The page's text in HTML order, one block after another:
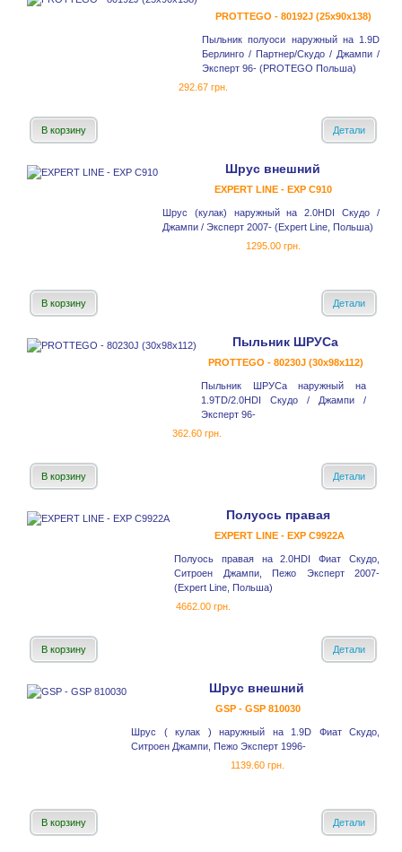
PROTTEGO - 80192J (25x90x138)
Пыльник полуоси наружный на 1.9D
Берлинго / Партнер/Скудо / Джампи /
Эксперт 96- (PROTEGO Польша)
292.67 грн.
В корзину Детали
Шрус внешний
EXPERT LINE - EXP C910
Шрус (кулак) наружный на 2.0HDI Скудо /
Джампи / Эксперт 2007- (Expert Line, Польша)
1295.00 грн.
В корзину Детали
Пыльник ШРУСа
PROTTEGO - 80230J (30x98x112)
Пыльник ШРУСа наружный на
1.9TD/2.0HDI Скудо / Джампи /
Эксперт 96-
362.60 грн.
В корзину Детали
Полуось правая
EXPERT LINE - EXP C9922A
Полуось правая на 2.0HDI Фиат Скудо,
Ситроен Джампи, Пежо Эксперт 2007-
(Expert Line, Польша)
4662.00 грн.
В корзину Детали
Шрус внешний
GSP - GSP 810030
Шрус ( кулак ) наружный на 1.9D Фиат Скудо,
Ситроен Джампи, Пежо Эксперт 1996-
1139.60 грн.
В корзину Детали